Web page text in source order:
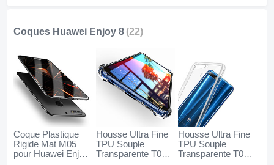
Coques Huawei Enjoy 8 (22)
Coque Plastique
Rigide Mat M05
pour Huawei Enjoy
Housse Ultra Fine
TPU Souple
Transparente T04
Housse Ultra Fine
TPU Souple
Transparente T03